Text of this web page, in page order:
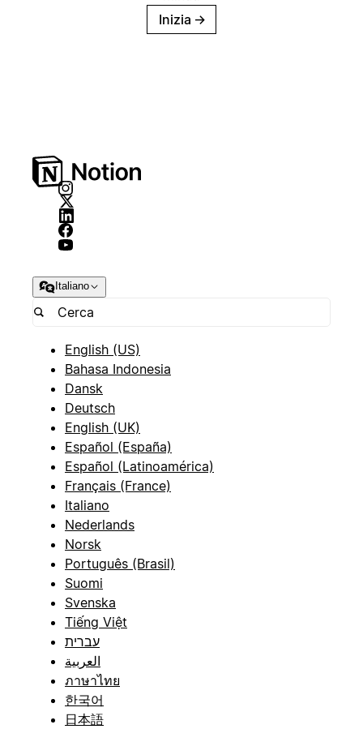
Inizia →
Italiano
English (US)
Bahasa Indonesia
Dansk
Deutsch
English (UK)
Español (España)
Español (Latinoamérica)
Français (France)
Italiano
Nederlands
Norsk
Português (Brasil)
Suomi
Svenska
Tiếng Việt
עברית
العربية
ภาษาไทย
한국어
日本語